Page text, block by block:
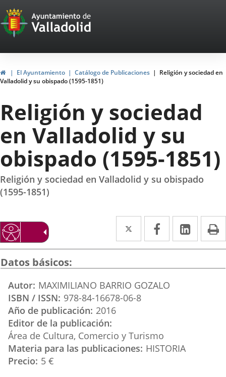
Portal
Web
del
Ayuntamiento
de
Valladolid
InicioEl Ayuntamiento Catálogo de Publicaciones
Religión y sociedad en
Valladolid y su obispado (1595-1851)
Religión y sociedad
en Valladolid y su
obispado (1595-1851)
Religión y sociedad en Valladolid y su obispado
(1595-1851)
Twitter
Enlace
a
externa.
Facebook
Enlace
a
externa.
Enlace
a
Datos básicos
Autor MAXIMILIANO BARRIO GOZALO
ISBN / ISSN 978-84-16678-06-8
Año de publicación 2016
Editor de la publicación
Área de Cultura, Comercio y Turismo
Materia para las publicaciones HISTORIA
Precio 5 €